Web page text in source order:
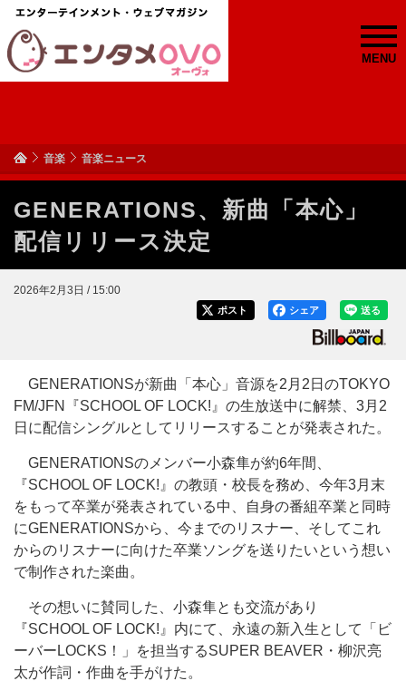
MENU
音楽 音楽ニュース
GENERATIONS、新曲「本心」
配信リリース決定
2026年2月3日 / 15:00
送る
シェア
ポスト
GENERATIONSが新曲「本心」音源を2月2日のTOKYO
FM/JFN『SCHOOL OF LOCK!』の生放送中に解禁、3月2
日に配信シングルとしてリリースすることが発表された。
GENERATIONSのメンバー小森隼が約6年間、
『SCHOOL OF LOCK!』の教頭・校長を務め、今年3月末
をもって卒業が発表されている中、自身の番組卒業と同時
にGENERATIONSから、今までのリスナー、そしてこれ
からのリスナーに向けた卒業ソングを送りたいという想い
で制作された楽曲。
その想いに賛同した、小森隼とも交流があり
『SCHOOL OF LOCK!』内にて、永遠の新入生として「ビ
ーバーLOCKS！」を担当するSUPER BEAVER・柳沢亮
太が作詞・作曲を手がけた。